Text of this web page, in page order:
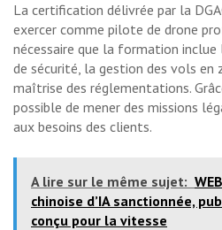
La certification délivrée par la
exercer comme pilote de drone
nécessaire que la formation
de sécurité, la gestion des vols en
maîtrise des réglementations.
possible de mener des missions
aux besoins des clients.
A lire sur le même sujet:
chinoise d’IA sanctionnée,
conçu pour la vitesse